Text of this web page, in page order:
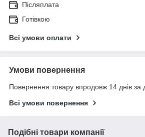
Післяплата
Готівкою
Всі умови оплати
Умови повернення
Повернення товару впродовж 14 днів за
Всі умови повернення
Подібні товари компанії